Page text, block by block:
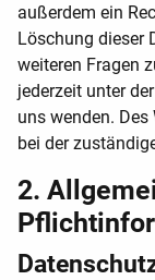
außerdem ein
Löschung dieser
weiteren Fragen
jederzeit unter
uns wenden.
bei der
2.